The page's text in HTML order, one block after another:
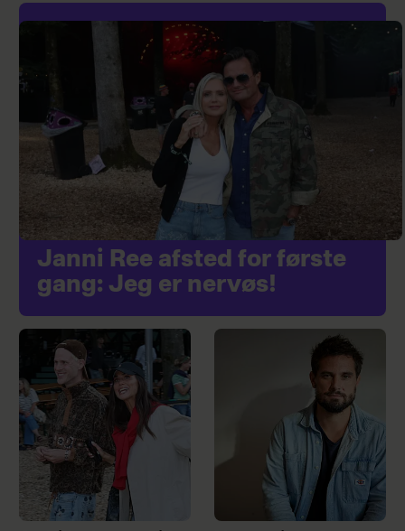
Janni Ree afsted for første
gang: Jeg er nervøs!